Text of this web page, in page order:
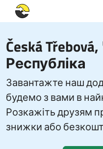
Česká
Республіка
Завантажте наш
будемо з вами в
Розкажіть друзям
знижки або